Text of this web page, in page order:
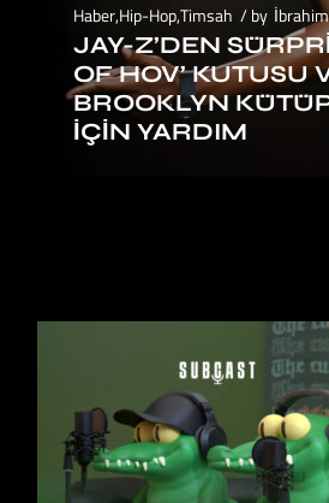
Haber,Hip-Hop,Timsah by
JAY-Z’DEN
OF HOV’ KUTUSU
BROOKLYN
İÇIN YARDIM